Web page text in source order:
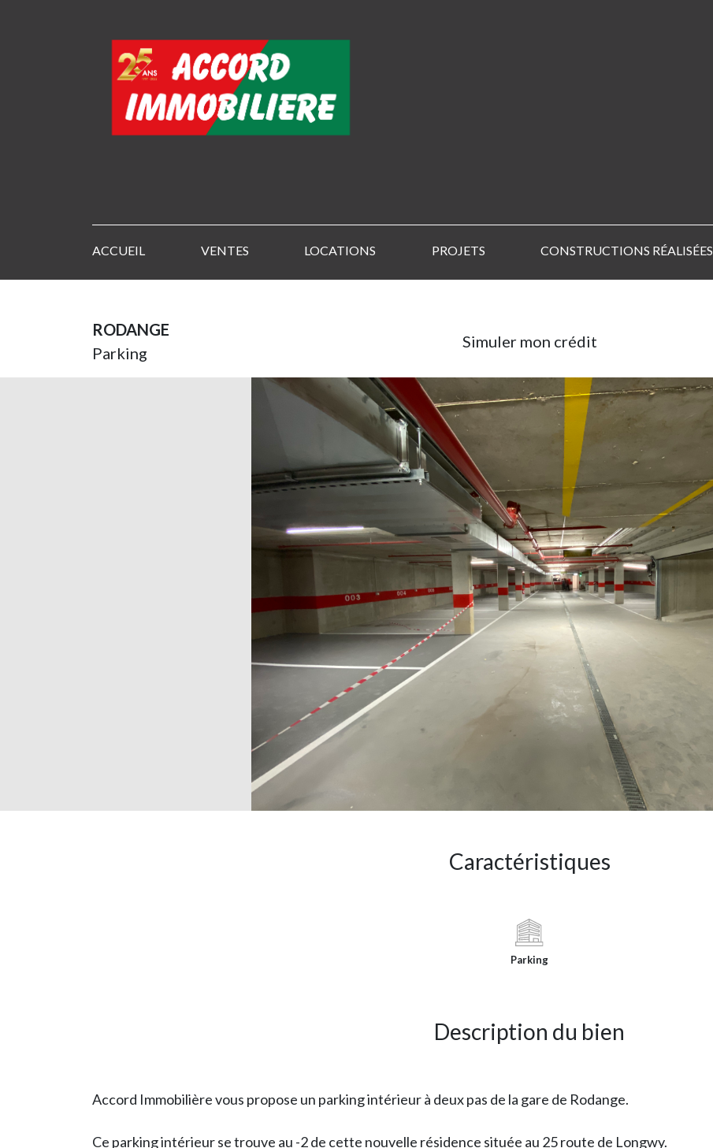
ACCUEIL VENTES LOCATIONS PROJETS CONSTRUCTIONS RÉALISÉES
RODANGE
Parking
Simuler mon crédit
Caractéristiques
Parking
Description du bien
Accord Immobilière vous propose un parking intérieur à deux pas de la gare de Rodange.
Ce parking intérieur se trouve au -2 de cette nouvelle résidence située au 25 route de Longwy.